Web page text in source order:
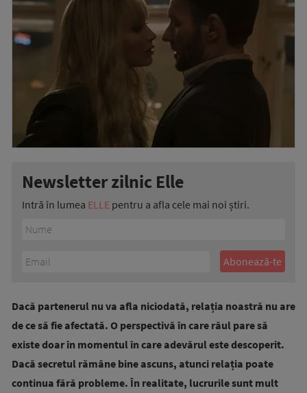
Newsletter zilnic Elle
Intră în lumea ELLE pentru a afla cele mai noi știri.
Dacă partenerul nu va afla niciodată, relația noastră nu are
de ce să fie afectată. O perspectivă în care răul pare să
existe doar în momentul în care adevărul este descoperit.
Dacă secretul rămâne bine ascuns, atunci relația poate
continua fără probleme. În realitate, lucrurile sunt mult